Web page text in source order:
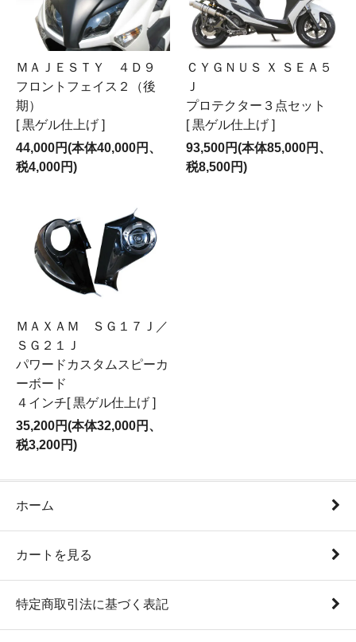
ＭＡＪＥＳＴＹ ４Ｄ９
フロントフェイス２（後
期）
[ 黒ゲル仕上げ ]
44,000円(本体40,000円、
税4,000円)
ＣＹＧＮＵＳ Ｘ ＳＥＡ５
Ｊ
プロテクター３点セット
[ 黒ゲル仕上げ ]
93,500円(本体85,000円、
税8,500円)
ＭＡＸＡＭ ＳＧ１７Ｊ／
ＳＧ２１Ｊ
パワードカスタムスピーカ
ーボード
４インチ[ 黒ゲル仕上げ ]
35,200円(本体32,000円、
税3,200円)
ホーム
カートを見る
特定商取引法に基づく表記